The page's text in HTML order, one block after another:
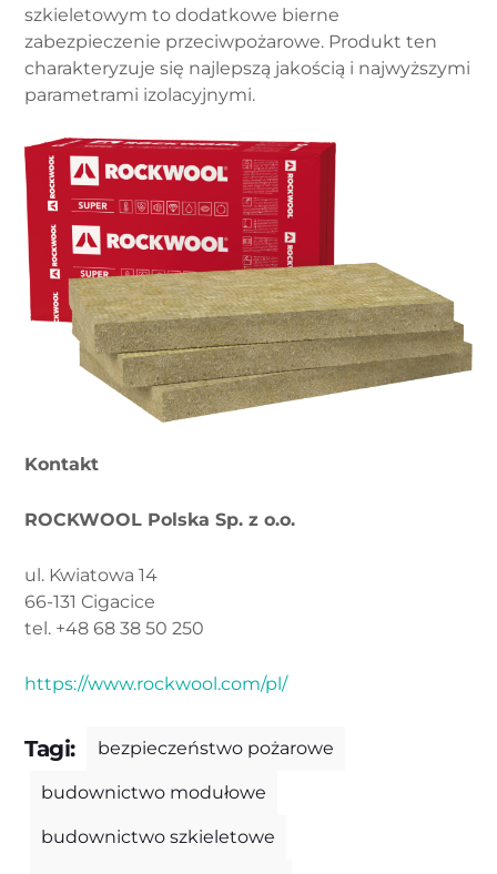
szkieletowym to dodatkowe bierne
zabezpieczenie przeciwpożarowe. Produkt ten
charakteryzuje się najlepszą jakością i najwyższymi
parametrami izolacyjnymi.
Kontakt
ROCKWOOL Polska Sp. z o.o.
ul. Kwiatowa 14
66-131 Cigacice
tel. +48 68 38 50 250
https://www.rockwool.com/pl/
Tagi: bezpieczeństwo pożarowe
budownictwo modułowe
budownictwo szkieletowe